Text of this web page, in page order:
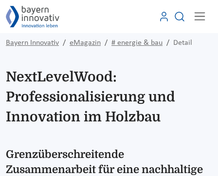
Bayern Innovativ eMagazin # energie & bau Detail
NextLevelWood:
Professionalisierung und
Innovation im Holzbau
Grenzüberschreitende
Zusammenarbeit für eine nachhaltige